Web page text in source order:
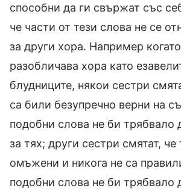
способни да ги свържат със
че части от тези слова не се
за други хора. Например
разобличава хора като
блудниците, някои сестри
са били безупречно верни на
подобни слова не би трябвало
за тях; други сестри смятат, че
омъжени и никога не са
подобни слова не би трябвало